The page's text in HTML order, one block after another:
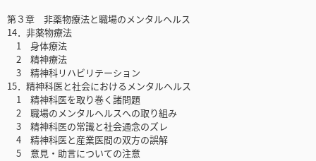
第３章 非薬物療法と職場のメンタルヘルス
14．非薬物療法
1 身体療法
2 精神療法
3 精神科リハビリテーション
15．精神科医と社会におけるメンタルヘルス
1 精神科医を取り巻く諸問題
2 職場のメンタルヘルスへの取り組み
3 精神科医の常識と社会通念のズレ
4 精神科医と産業医間の双方の誤解
5 意見・助言についての注意